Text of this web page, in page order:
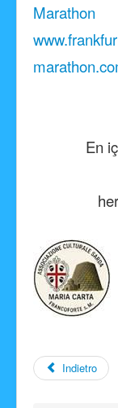
Marathon
En içten
Indietro